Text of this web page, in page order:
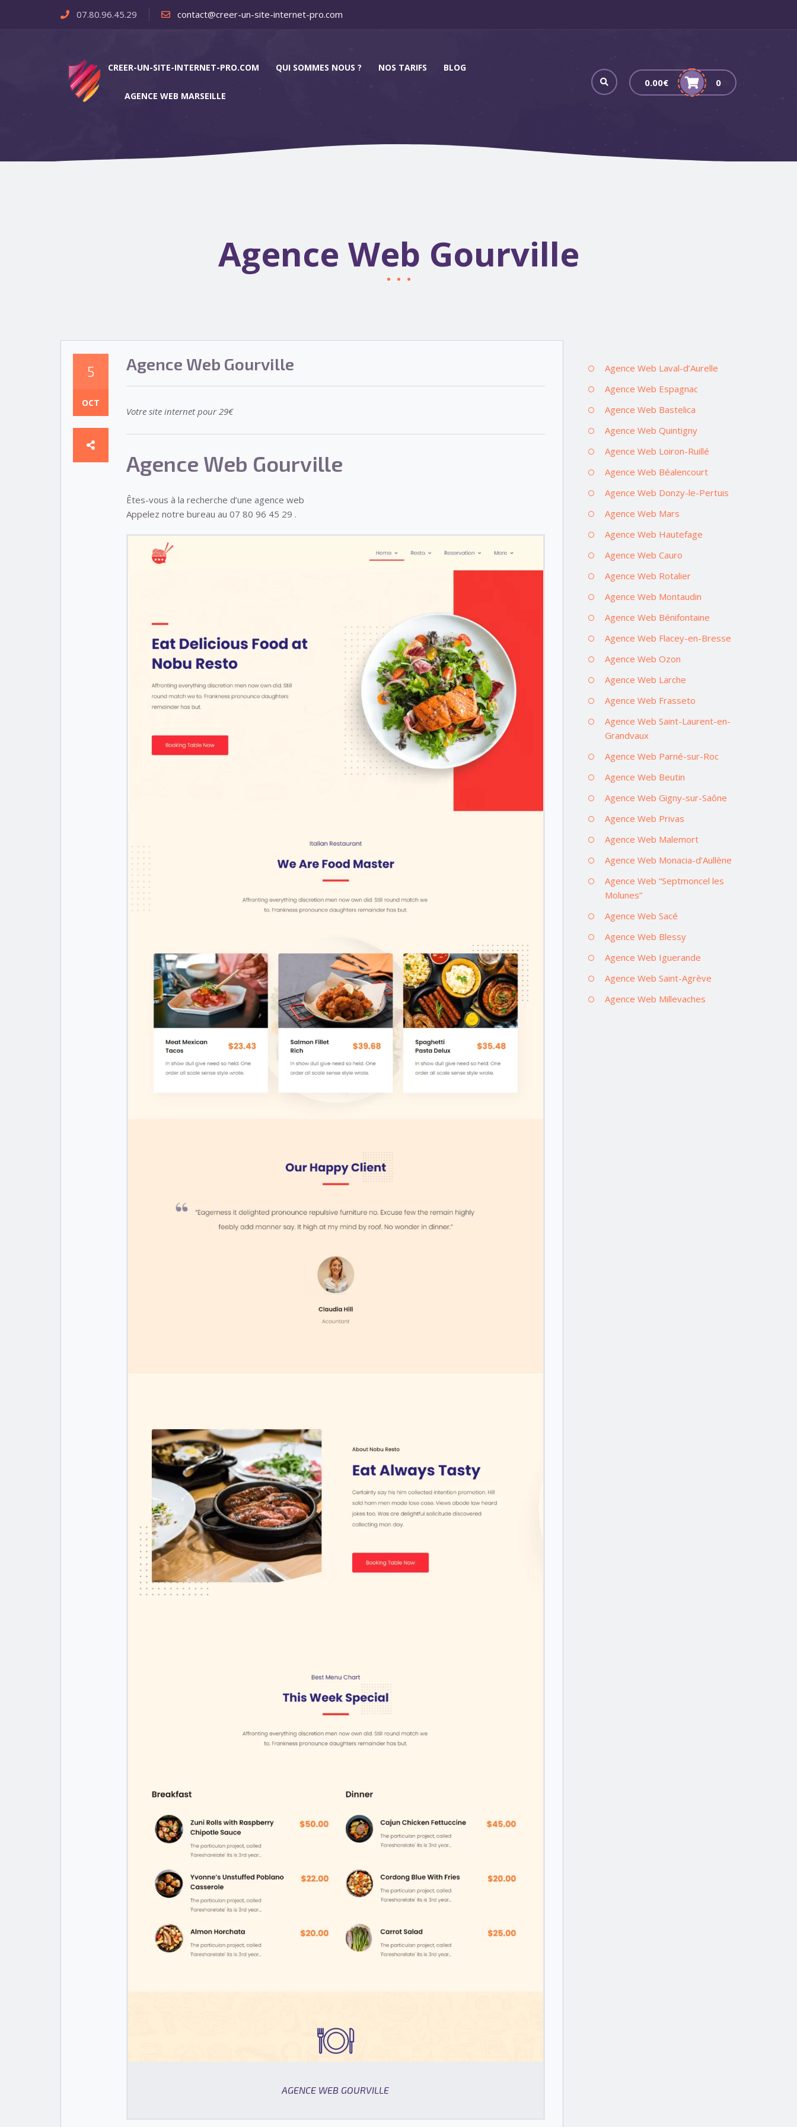
07.80.96.45.29 contact@creer-un-site-internet-pro.com
CREER-UN-SITE-INTERNET-PRO.COM QUI SOMMES NOUS ? NOS TARIFS BLOG
AGENCE WEB MARSEILLE
0.00€ 0
Agence Web Gourville
5
OCT
Agence Web Gourville
Votre site internet pour 29€
Agence Web Gourville
Êtes-vous à la recherche d’une agence web
Appelez notre bureau au 07 80 96 45 29 .
AGENCE WEB GOURVILLE
Agence Web Laval-d’Aurelle
Agence Web Espagnac
Agence Web Bastelica
Agence Web Quintigny
Agence Web Loiron-Ruillé
Agence Web Béalencourt
Agence Web Donzy-le-Pertuis
Agence Web Mars
Agence Web Hautefage
Agence Web Cauro
Agence Web Rotalier
Agence Web Montaudin
Agence Web Bénifontaine
Agence Web Flacey-en-Bresse
Agence Web Ozon
Agence Web Larche
Agence Web Frasseto
Agence Web Saint-Laurent-en-
Grandvaux
Agence Web Parné-sur-Roc
Agence Web Beutin
Agence Web Gigny-sur-Saône
Agence Web Privas
Agence Web Malemort
Agence Web Monacia-d’Aullène
Agence Web “Septmoncel les
Molunes”
Agence Web Sacé
Agence Web Blessy
Agence Web Iguerande
Agence Web Saint-Agrève
Agence Web Millevaches